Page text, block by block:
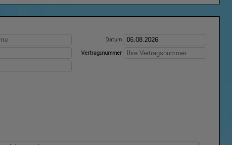
Datum
Vertragsnummer